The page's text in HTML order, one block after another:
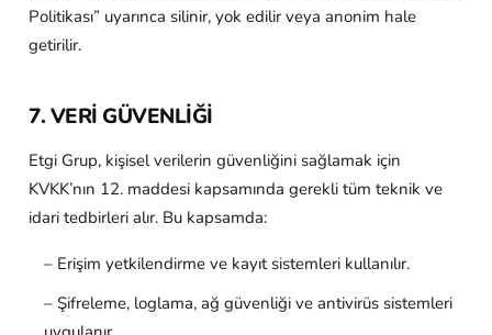
Politikası” uyarınca silinir, yok edilir veya anonim hale
getirilir.
7. VERİ GÜVENLİĞİ
Etgi Grup, kişisel verilerin güvenliğini sağlamak için
KVKK’nın 12. maddesi kapsamında gerekli tüm teknik ve
idari tedbirleri alır. Bu kapsamda:
– Erişim yetkilendirme ve kayıt sistemleri kullanılır.
– Şifreleme, loglama, ağ güvenliği ve antivirüs sistemleri